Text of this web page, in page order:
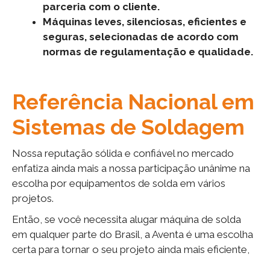
parceria com o cliente.
Máquinas leves, silenciosas, eficientes e
seguras, selecionadas de acordo com
normas de regulamentação e qualidade.
Referência Nacional em
Sistemas de Soldagem
Nossa reputação sólida e confiável no mercado
enfatiza ainda mais a nossa participação unânime na
escolha por equipamentos de solda em vários
projetos.
Então, se você necessita alugar máquina de solda
em qualquer parte do Brasil, a Aventa é uma escolha
certa para tornar o seu projeto ainda mais eficiente,